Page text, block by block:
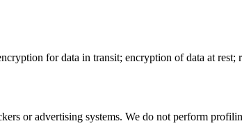
for data in transit; encryption of data at
or advertising systems. We do not perform